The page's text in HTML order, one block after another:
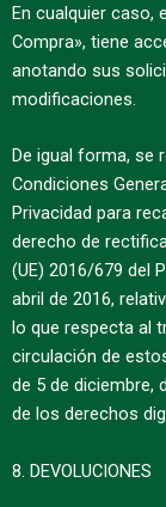
En cualquier caso,
Compra», tiene
anotando sus
modificaciones.
De igual forma, se
Condiciones
Privacidad para
derecho de
(UE) 2016/679 del
abril de 2016,
lo que respecta al
circulación de
de 5 de diciembre,
de los derechos
8. DEVOLUCIONES